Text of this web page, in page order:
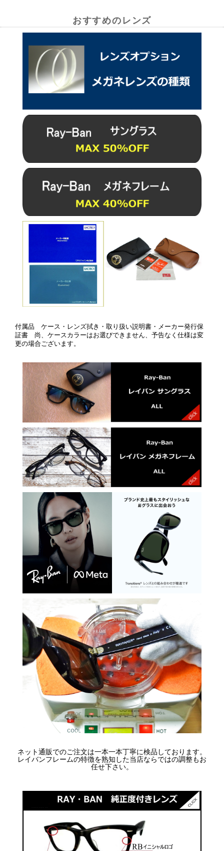
おすすめのレンズ
付属品 ケース・レンズ拭き・取り扱い説明書・メーカー発行保
証書 尚、ケースカラーはお選びできません、予告なく仕様は変
更の場合ございます。
ネット通販でのご注文は一本一本丁寧に検品しております。
レイバンフレームの特徴を熟知した当店ならではの調整もお
任せ下さい。